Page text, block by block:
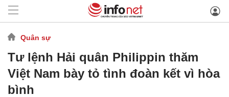
Quân sự
Tư lệnh Hải quân Philippin thăm
Việt Nam bày tỏ tình đoàn kết vì hòa
bình